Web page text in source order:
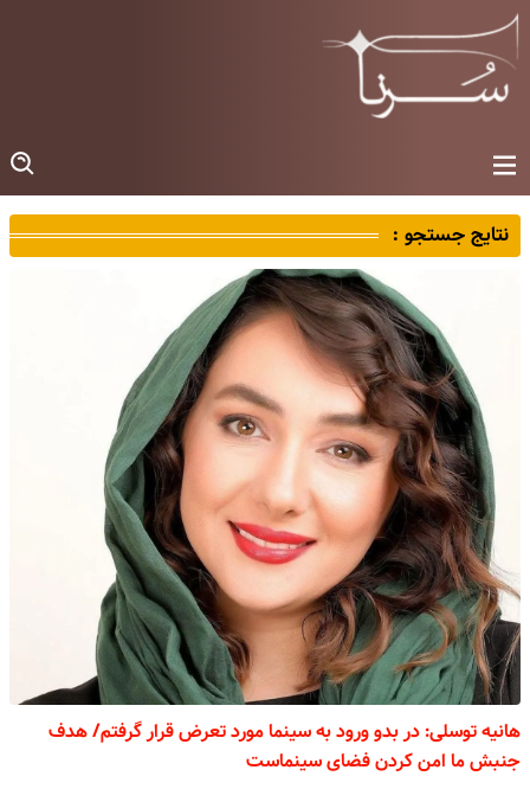
نتایج جستجو :
هانیه توسلی: در بدو ورود به سینما مورد تعرض قرار گرفتم/ هدف
جنبش ما امن کردن فضای سینماست